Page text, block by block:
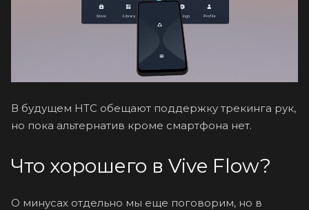
В будущем HTC обещают поддержку трекинга рук,
но пока альтернатив кроме смартфона нет.
Что хорошего в Vive Flow?
О минусах отдельно мы еще поговорим, но в